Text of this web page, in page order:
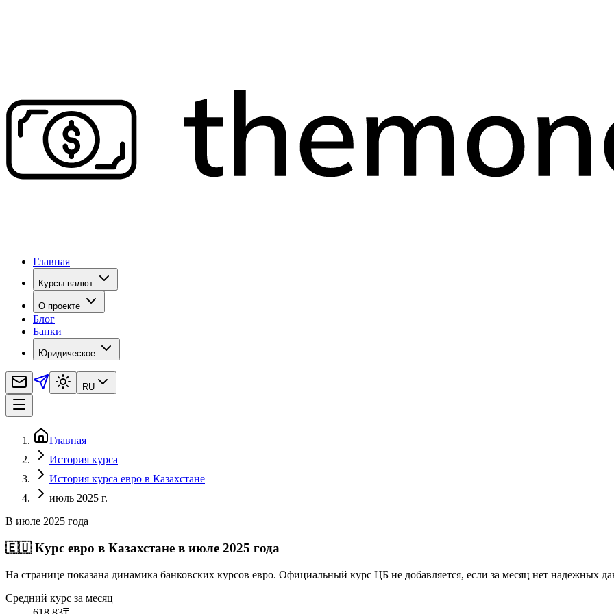
Главная
Курсы валют
О проекте
Блог
Банки
Юридическое
RU
Главная
История курса
История курса евро в Казахстане
июль 2025 г.
В июле 2025 года
🇪🇺 Курс евро в Казахстане в июле 2025 года
На странице показана динамика банковских курсов евро. Официальный курс ЦБ не добавляется, если за месяц нет надежных
Средний курс за месяц